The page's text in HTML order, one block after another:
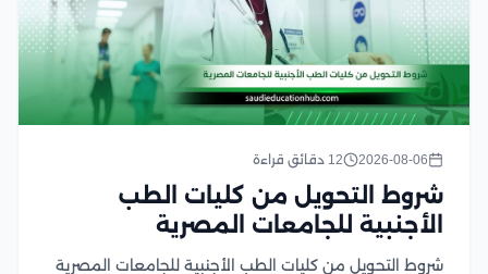
2026-08-06 12 دقائق قراءة
شروط التحويل من كليات الطب
الأجنبية للجامعات المصرية
شروط التحويل من كليات الطب الأجنبية للجامعات المصرية